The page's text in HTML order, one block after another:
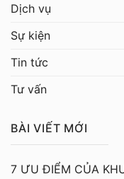
Dịch vụ
Sự kiện
Tin tức
Tư vấn
BÀI VIẾT MỚI
7 ƯU ĐIỂM CỦA